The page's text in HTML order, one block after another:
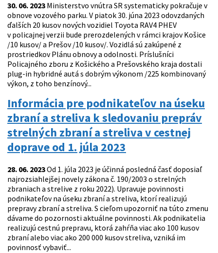
30. 06. 2023 Ministerstvo vnútra SR systematicky pokračuje v
obnove vozového parku. V piatok 30. júna 2023 odovzdaných
ďalších 20 kusov nových vozidiel Toyota RAV4 PHEV
v policajnej verzii bude prerozdelených v rámci krajov Košice
/10 kusov/ a Prešov /10 kusov/. Vozidlá sú zakúpené z
prostriedkov Plánu obnovy a odolnosti. Príslušníci
Policajného zboru z Košického a Prešovského kraja dostali
plug-in hybridné autá s dobrým výkonom /225 kombinovaný
výkon, z toho benzínový...
Informácia pre podnikateľov na úseku
zbraní a streliva k sledovaniu prepráv
strelných zbraní a streliva v cestnej
doprave od 1. júla 2023
28. 06. 2023Od 1. júla 2023 je účinná posledná časť doposiaľ
najrozsiahlejšej novely zákona č. 190/2003 o strelných
zbraniach a strelive z roku 2022). Upravuje povinnosti
podnikateľov na úseku zbraní a streliva, ktorí realizujú
prepravy zbraní a streliva. S cieľom upozorniť na túto zmenu
dávame do pozornosti aktuálne povinnosti. Ak podnikatelia
realizujú cestnú prepravu, ktorá zahŕňa viac ako 100 kusov
zbraní alebo viac ako 200 000 kusov streliva, vzniká im
povinnosť vybaviť...